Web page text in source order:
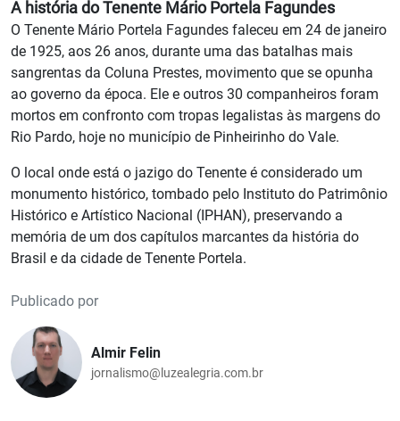
A história do Tenente Mário Portela Fagundes
O Tenente Mário Portela Fagundes faleceu em 24 de janeiro
de 1925, aos 26 anos, durante uma das batalhas mais
sangrentas da Coluna Prestes, movimento que se opunha
ao governo da época. Ele e outros 30 companheiros foram
mortos em confronto com tropas legalistas às margens do
Rio Pardo, hoje no município de Pinheirinho do Vale.
O local onde está o jazigo do Tenente é considerado um
monumento histórico, tombado pelo Instituto do Patrimônio
Histórico e Artístico Nacional (IPHAN), preservando a
memória de um dos capítulos marcantes da história do
Brasil e da cidade de Tenente Portela.
Publicado por
Almir Felin
jornalismo@luzealegria.com.br